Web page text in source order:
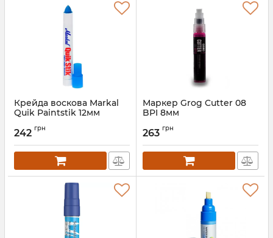
Крейда воскова Markal
Quik Paintstik 12мм
242 грн
Маркер Grog Cutter 08
BPI 8мм
263 грн